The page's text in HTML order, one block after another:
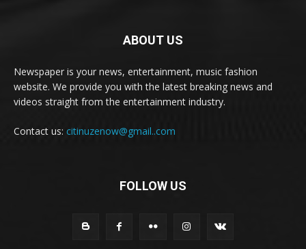
ABOUT US
Newspaper is your news, entertainment, music fashion
website. We provide you with the latest breaking news and
videos straight from the entertainment industry.
Contact us: citinuzenow@gmail..com
FOLLOW US